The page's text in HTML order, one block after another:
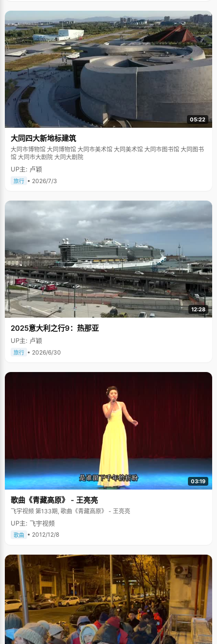
05:22
大同四大新地标建筑
大同市博物馆 大同博物馆 大同市美术馆 大同美术馆 大同市图书馆 大同图书
馆 大同市大剧院 大同大剧院
UP主: 卢颖
旅行 • 2026/7/3
12:28
2025意大利之行9：热那亚
UP主: 卢颖
旅行 • 2026/6/30
03:19
歌曲《青藏高原》 - 王亮亮
飞宇视频 第133期, 歌曲《青藏高原》 - 王亮亮
UP主: 飞宇视频
歌曲 • 2012/12/8